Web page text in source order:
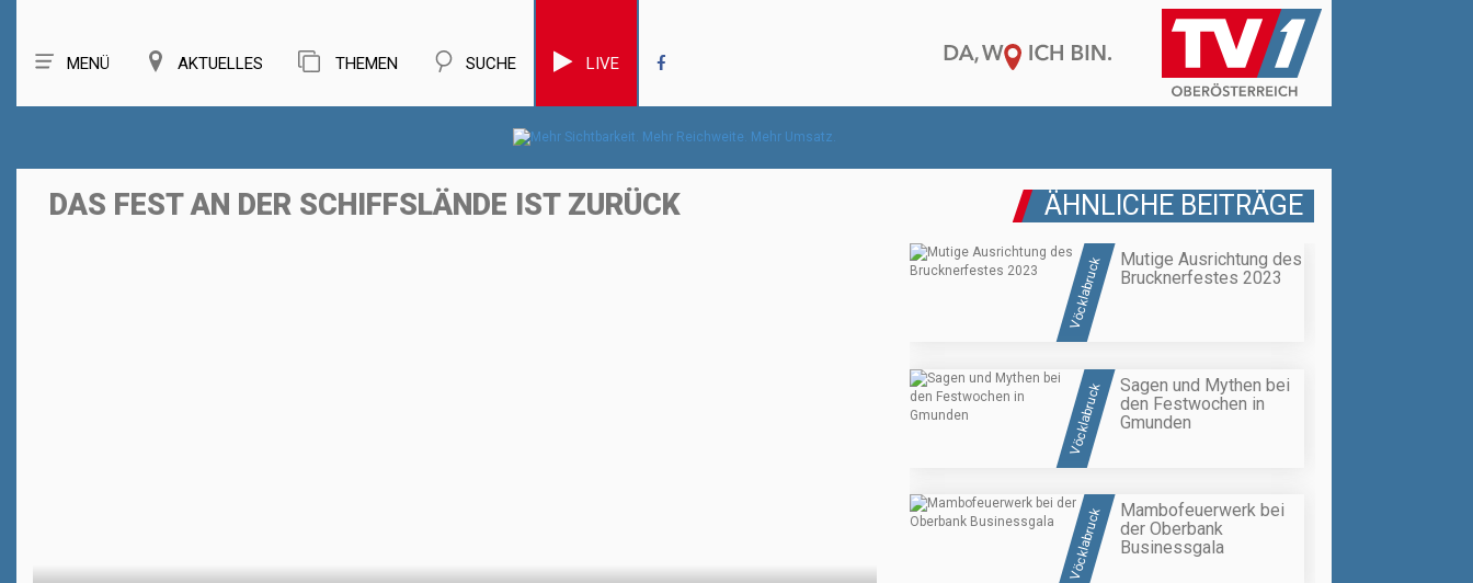
MENÜ AKTUELLES THEMEN SUCHE LIVE
DAS FEST AN DER SCHIFFSLÄNDE IST ZURÜCK ÄHNLICHE BEITRÄGE
Vöcklabruck
Mutige Ausrichtung des
Brucknerfestes 2023
Vöcklabruck
Sagen und Mythen bei
den Festwochen in
Gmunden
Vöcklabruck
Mambofeuerwerk bei
der Oberbank
Businessgala